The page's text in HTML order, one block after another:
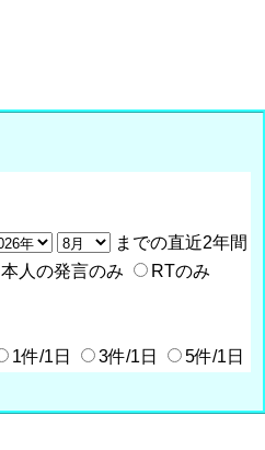
までの直近2年間
本人の発言のみ
RTのみ
1件/1日 3件/1日 5件/1日